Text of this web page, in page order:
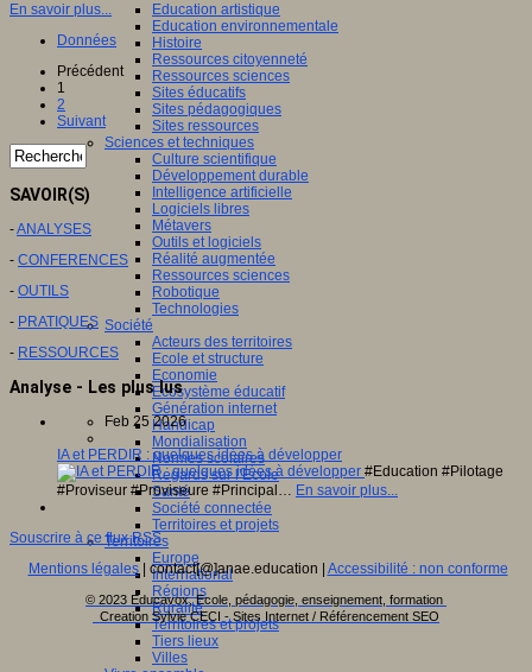
Education artistique
Education environnementale
Histoire
Ressources citoyenneté
Ressources sciences
Sites éducatifs
Sites pédagogiques
Sites ressources
Sciences et techniques
Culture scientifique
Développement durable
Intelligence artificielle
Logiciels libres
Métavers
Outils et logiciels
Réalité augmentée
Ressources sciences
Robotique
Technologies
Société
Acteurs des territoires
Ecole et structure
Economie
Ecosystème éducatif
Génération internet
Handicap
Mondialisation
Normes scolaires
Regards sur l’Ecole
Santé
Société connectée
Territoires et projets
Territoires
Europe
International
Régions
Ruralité
Territoires et projets
Tiers lieux
Villes
En savoir plus...
Données
Précédent
1
2
Suivant
SAVOIR(S)
-ANALYSES
- CONFERENCES
- OUTILS
- PRATIQUES
- RESSOURCES
Analyse - Les plus lus
Feb 25 2026
IA et PERDIR : quelques idées à développer
#Education #Pilotage
#Proviseur #Proviseure #Principal… En savoir plus...
Souscrire à ce flux RSS
Mentions légales| contact[@]anae.education | Accessibilité : non conforme
© 2023 Educavox, Ecole, pédagogie, enseignement, formation
Creation Sylvie CECI - Sites Internet / Référencement SEO